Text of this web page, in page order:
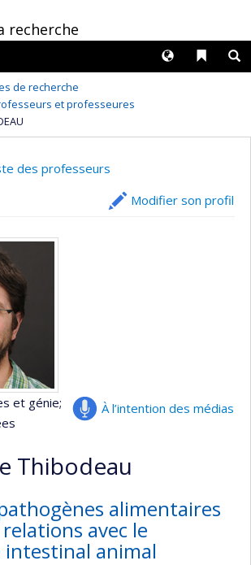
recherche
Liens
Langues
de recherche
et professeures
des professeurs
Modifier son profil
À l’intention des médias
et génie;
Thibodeau
alimentaires
avec le
animal